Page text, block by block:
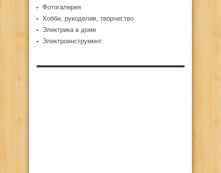
Фотогалерея
Хобби, рукоделие, творчество
Электрика в доме
Электроинструмент